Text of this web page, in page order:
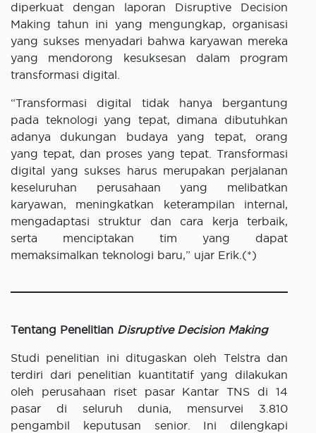
diperkuat dengan laporan Disruptive Decision
Making tahun ini yang mengungkap, organisasi
yang sukses menyadari bahwa karyawan mereka
yang mendorong kesuksesan dalam program
transformasi digital.
“Transformasi digital tidak hanya bergantung
pada teknologi yang tepat, dimana dibutuhkan
adanya dukungan budaya yang tepat, orang
yang tepat, dan proses yang tepat. Transformasi
digital yang sukses harus merupakan perjalanan
keseluruhan perusahaan yang melibatkan
karyawan, meningkatkan keterampilan internal,
mengadaptasi struktur dan cara kerja terbaik,
serta menciptakan tim yang dapat
memaksimalkan teknologi baru,” ujar Erik.(*)
Tentang Penelitian Disruptive Decision Making
Studi penelitian ini ditugaskan oleh Telstra dan
terdiri dari penelitian kuantitatif yang dilakukan
oleh perusahaan riset pasar Kantar TNS di 14
pasar di seluruh dunia, mensurvei 3.810
pengambil keputusan senior. Ini dilengkapi